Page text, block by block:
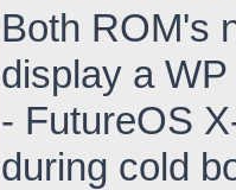
Both ROM's
display a
- FutureOS
during cold